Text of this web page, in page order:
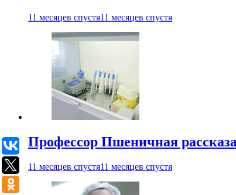
11 месяцев спустя11 месяцев спустя
Профессор Пшеничная
11 месяцев спустя11 месяцев спустя